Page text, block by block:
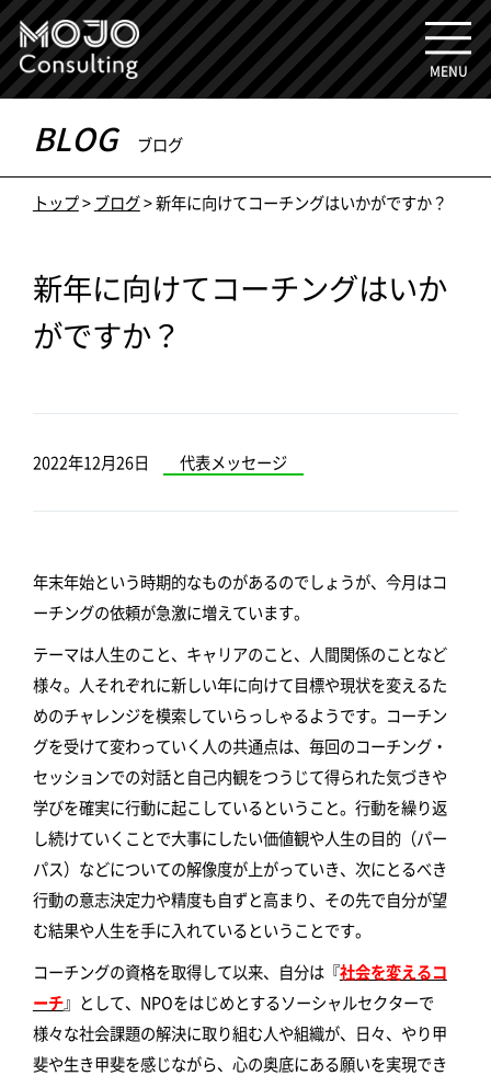
MENU
BLOG ブログ
トップ>ブログ>新年に向けてコーチングはいかがですか？
新年に向けてコーチングはいか
がですか？
2022年12月26日 代表メッセージ
年末年始という時期的なものがあるのでしょうが、今月はコ
ーチングの依頼が急激に増えています。
テーマは人生のこと、キャリアのこと、人間関係のことなど
様々。人それぞれに新しい年に向けて目標や現状を変えるた
めのチャレンジを模索していらっしゃるようです。コーチン
グを受けて変わっていく人の共通点は、毎回のコーチング・
セッションでの対話と自己内観をつうじて得られた気づきや
学びを確実に行動に起こしているということ。行動を繰り返
し続けていくことで大事にしたい価値観や人生の目的（パー
パス）などについての解像度が上がっていき、次にとるべき
行動の意志決定力や精度も自ずと高まり、その先で自分が望
む結果や人生を手に入れているということです。
コーチングの資格を取得して以来、自分は『社会を変えるコ
ーチ』として、NPOをはじめとするソーシャルセクターで
様々な社会課題の解決に取り組む人や組織が、日々、やり甲
斐や生き甲斐を感じながら、心の奥底にある願いを実現でき